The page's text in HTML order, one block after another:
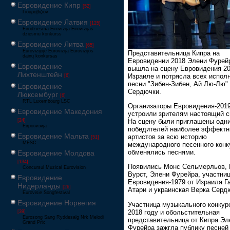
Евровидение Кипр [52]
Γιουροβίζιον
Евровидение Латвия [125]
Eirodziesma Eirovīzija Eirovīzijas
dziesmu konkurss
Евровидение Литва [65]
Eurovizijoje Eurovizija Eurovizijos
dainų konkursas
Евровидение
Лихтенштейн [6]
Евровидение
Люксембург [6]
RTL Luxembourg LSC
Евровидение Македония
[24]
Евровизија
Евровидение Мальта [51]
MESC
Евровидение Молдова
[134]
Concursul Muzical Eurovision
Евровидение
Нидерланды [26]
Eurovisie Songfestival
Евровидение Норвегия
[39]
Eurosong Sang Ryddesalg Nrk Melodi
Grand Prix
Представительница Кипра на
Евровидении 2018 Элени
вышла на сцену Евровидения
Израиле и потрясла всех
песни "Зибен-Зибен, Ай Лю-Лю"
Сердючки.
Организаторы Евровидения-
устроили зрителям настоящий
На сцену были приглашены
победителей наиболее
артистов за всю историю
международного песенного
обменялись песнями.
Появились Монс Сельмерльов,
Вурст, Элени Фурейра,
Евровидения-1979 от Израиля
Атари и украинская Верка
Участница музыкального
2018 году и обольстительная
представительница от Кипра
Фурейра зажгла публику